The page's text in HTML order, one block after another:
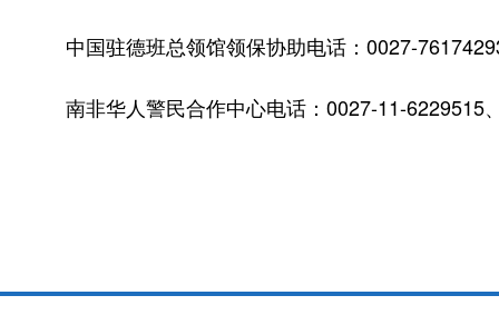
中国驻德班总领馆领保协助电话：0027-
南非华人警民合作中心电话：0027-11-6229515